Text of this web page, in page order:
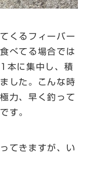
くるフィーバー
べてる場合では
本に集中し、積
した。こんな時
力、早く釣って
す。
てきますが、い